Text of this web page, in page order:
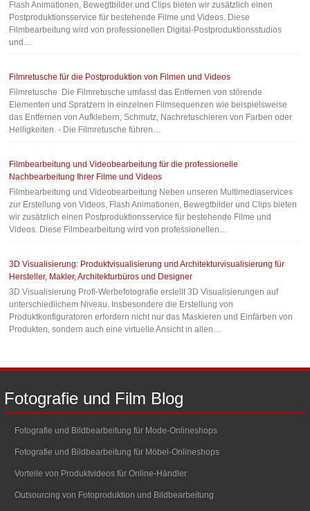
Flash Animationen, Bewegtbilder und Clips bieten wir zusätzlich einen
Postproduktionsservice für bestehende Filme und Videos. Diese
Filmbearbeitung wird von professionellen Digital-Postproduktionsstudios
und…
Filmretusche für die Postproduktion von Filmen und Videos
Filmretusche Die Filmretusche umfasst das Entfernen von störende
Elementen und Spratzern in einzelnen Filmsequenzen wie beispielsweise
das Entfernen von Aufklebern, Schmutz, Nachretuschieren von Farben oder
Helligkeiten. - Die Filmretusche führen…
Filmbearbeitung und Videobearbeitung für die professionelle
Nachbearbeitung Ihrer Filme und Videos
Filmbearbeitung und Videobearbeitung Neben unseren Multimediaservices
zur Erstellung von Videos, Flash Animationen, Bewegtbilder und Clips bieten
wir zusätzlich einen Postproduktionsservice für bestehende Filme und
Videos. Diese Filmbearbeitung wird von professionellen…
3D Visualisierung: Produktvisualisierung und Architekturvisualisierung für
Hersteller, Makler, Architekturbüros und Designer
3D Visualisierung Profi-Werbefotografie erstellt 3D Visualisierungen auf
unterschiedlichem Niveau. Insbesondere die Erstellung von
Produktkonfiguratoren erfordern nicht nur das Maskieren und Einfärben von
Produkten, sondern auch eine virtuelle Ansicht in allen…
Fotografie und Film Blog
Fotografie und Bildbearbeitung für Mode-Onlineshops
Fotografie und Bildbearbeitung für Möbel-Onlineshops
Vorteile von Produktvideos für Online-Händler
Outsourcing von Fotoproduktion und Bildbearbeitung